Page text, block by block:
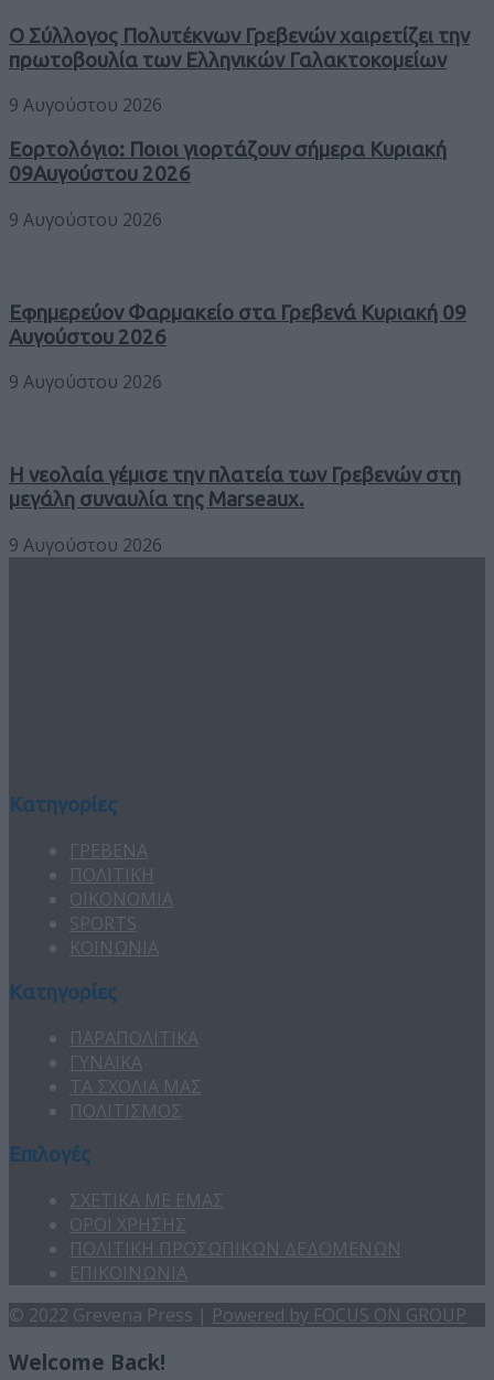
Ο Σύλλογος Πολυτέκνων Γρεβενών χαιρετίζει την
πρωτοβουλία των Ελληνικών Γαλακτοκομείων
9 Αυγούστου 2026
Εορτολόγιο: Ποιοι γιορτάζουν σήμερα Κυριακή
09Αυγούστου 2026
9 Αυγούστου 2026
Εφημερεύον Φαρμακείο στα Γρεβενά Κυριακή 09
Αυγούστου 2026
9 Αυγούστου 2026
Η νεολαία γέμισε την πλατεία των Γρεβενών στη
μεγάλη συναυλία της Marseaux.
9 Αυγούστου 2026
Κατηγορίες
ΓΡΕΒΕΝΑ
ΠΟΛΙΤΙΚΗ
ΟΙΚΟΝΟΜΙΑ
SPORTS
ΚΟΙΝΩΝΙΑ
Κατηγορίες
ΠΑΡΑΠΟΛΙΤΙΚΑ
ΓΥΝΑΙΚΑ
ΤΑ ΣΧΟΛΙΑ ΜΑΣ
ΠΟΛΙΤΙΣΜΟΣ
Επιλογές
ΣΧΕΤΙΚΑ ΜΕ ΕΜΑΣ
ΟΡΟΙ ΧΡΗΣΗΣ
ΠΟΛΙΤΙΚΗ ΠΡΟΣΩΠΙΚΩΝ ΔΕΔΟΜΕΝΩΝ
ΕΠΙΚΟΙΝΩΝΙΑ
© 2022 Grevena Press | Powered by FOCUS ON GROUP
Welcome Back!